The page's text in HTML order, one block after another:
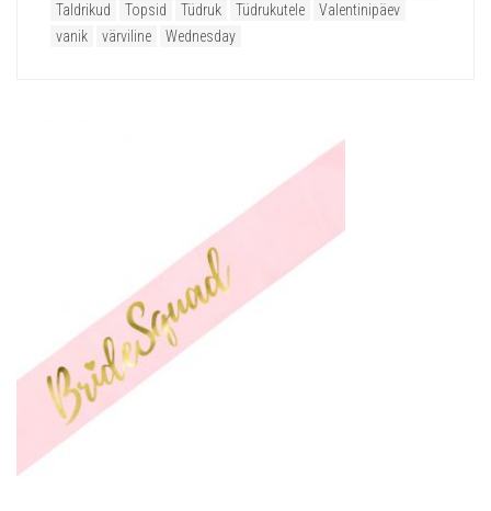
Taldrikud
Topsid Tüdruk Tüdrukutele
Valentinipäev
vanik
värviline Wednesday